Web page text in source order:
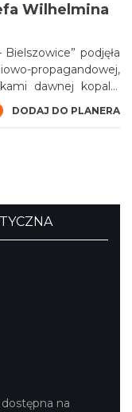
Wilhelmina
podjęła
propagandowej,
dawnej kopalni
szkoleniowa,
i posiadająca m.in.
KWK „Zabrze –
r. Współcześnie na
i wyrobisk „Królowej
wszystkim dla
grupom szkolnym.
DODAJ DO PLANERA
dostępna na